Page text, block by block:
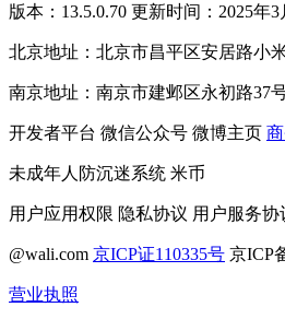
版本：13.5.0.70 更新时间：2025年3
北京地址：北京市昌平区安居路小
南京地址：南京市建邺区永初路37
开发者平台 微信公众号 微博主页
未成年人防沉迷系统 米币
用户应用权限 隐私协议 用户服务协
@wali.com 京ICP证110335号 京ICP
营业执照